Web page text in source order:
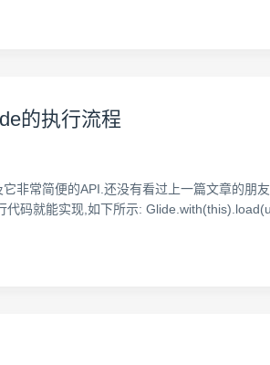
的执行流程
非常简便的API.还没有看过上一篇文章的朋
码就能实现,如下所示: